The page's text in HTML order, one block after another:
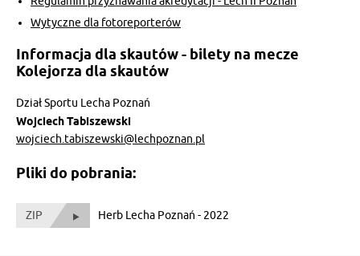
Wytyczne dla fotoreporterów
Informacja dla skautów - bilety na mecze
Kolejorza dla skautów
Dział Sportu Lecha Poznań
Wojciech Tabiszewski
wojciech.tabiszewski@lechpoznan.pl
Pliki do pobrania:
ZIP Herb Lecha Poznań - 2022